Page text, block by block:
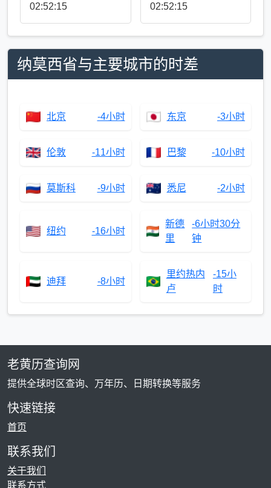
02:52:15 02:52:15
纳莫西省与主要城市的时差
北京 -4小时 东京 -3小时
伦敦 -11小时 巴黎 -10小时
莫斯科 -9小时 悉尼 -2小时
纽约 -16小时
新德
里
-6小时30分
钟
迪拜 -8小时
里约热内
卢
-15小
时
老黄历查询网
提供全球时区查询、万年历、日期转换等服务
快速链接
首页
联系我们
关于我们
联系方式